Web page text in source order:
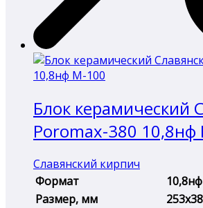
Блок керамический
Poromax-380
Славянский кирпич
Формат
10,8нф
Размер, мм